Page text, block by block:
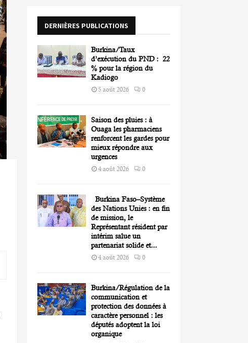
r
H
DERNIÈRES PUBLICATIONS
Burkina/Taux
d’exécution du PND : 22
% pour la région du
Kadiogo
5 août 2026 0
Saison des pluies : à
Ouaga les pharmaciens
renforcent les gardes pour
mieux répondre aux
urgences
4 août 2026 0
Burkina Faso–Système
des Nations Unies : en fin
de mission, le
Représentant résident par
intérim salue un
partenariat solide et...
4 août 2026 0
Burkina/Régulation de la
communication et
protection des données à
caractère personnel : les
députés adoptent la loi
organique